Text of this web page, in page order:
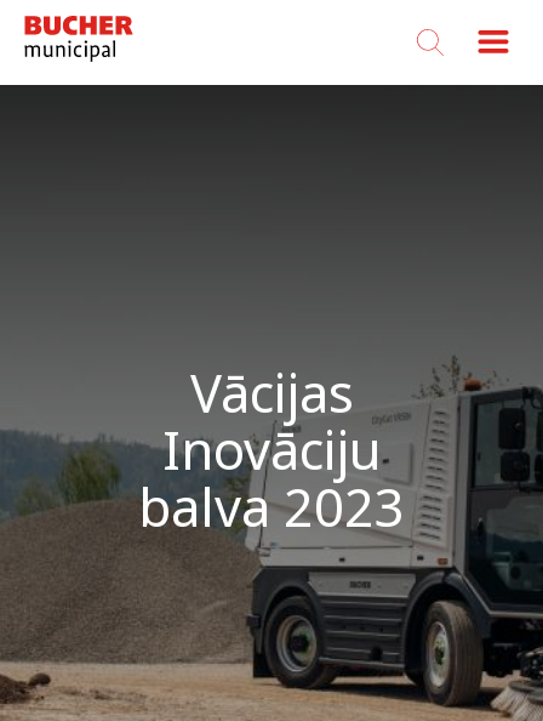
Bucher
Municipal
Vācijas
Inovāciju
balva 2023